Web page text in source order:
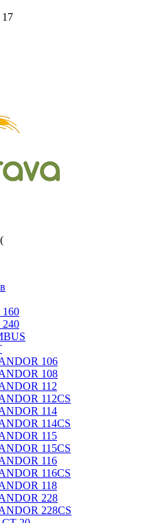
17
160
240
106
108
112
112CS
114
114CS
115
115CS
116
116CS
118
228
228CS